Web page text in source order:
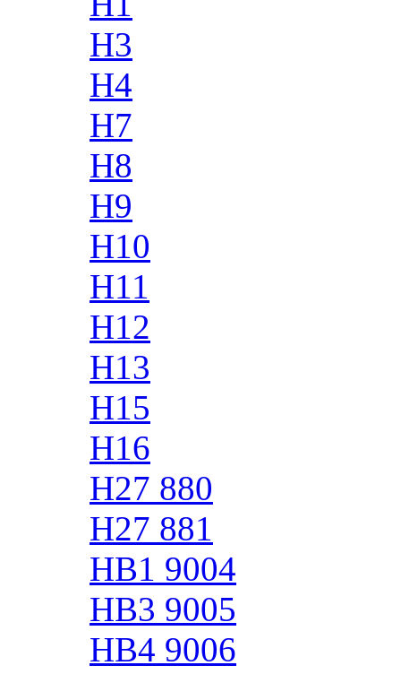
H3
H4
H7
H8
H9
H10
H11
H12
H13
H15
H16
H27 880
H27 881
HB1 9004
HB3 9005
HB4 9006